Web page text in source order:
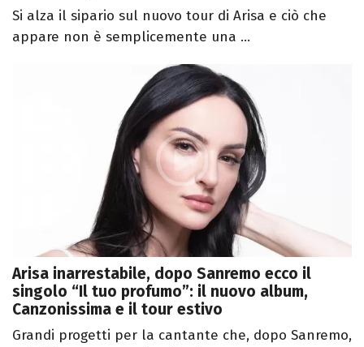
Si alza il sipario sul nuovo tour di Arisa e ciò che
appare non è semplicemente una ...
Arisa inarrestabile, dopo Sanremo ecco il
singolo “Il tuo profumo”: il nuovo album,
Canzonissima e il tour estivo
Grandi progetti per la cantante che, dopo Sanremo,